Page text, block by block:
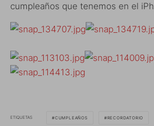
cumpleaños que tenemos en el
ETIQUETAS CUMPLEAÑOS RECORDATORIO